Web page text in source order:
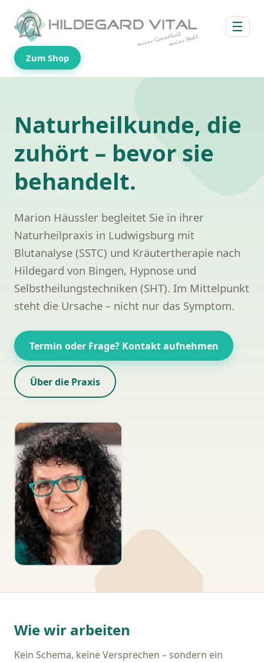
☰
Zum Shop
Naturheilkunde, die
zuhört – bevor sie
behandelt.
Marion Häussler begleitet Sie in ihrer
Naturheilpraxis in Ludwigsburg mit
Blutanalyse (SSTC) und Kräutertherapie nach
Hildegard von Bingen, Hypnose und
Selbstheilungstechniken (SHT). Im Mittelpunkt
steht die Ursache – nicht nur das Symptom.
Termin oder Frage? Kontakt aufnehmen
Über die Praxis
Wie wir arbeiten
Kein Schema, keine Versprechen – sondern ein